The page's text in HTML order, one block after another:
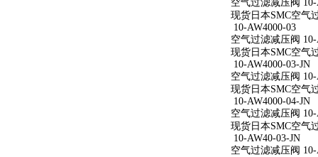
空气过滤减压阀 10-
现货日本SMC空气
10-AW4000-03
空气过滤减压阀 10-
现货日本SMC空气
10-AW4000-03-JN
空气过滤减压阀 10-
现货日本SMC空气
10-AW4000-04-JN
空气过滤减压阀 10-
现货日本SMC空气
10-AW40-03-JN
空气过滤减压阀 10-